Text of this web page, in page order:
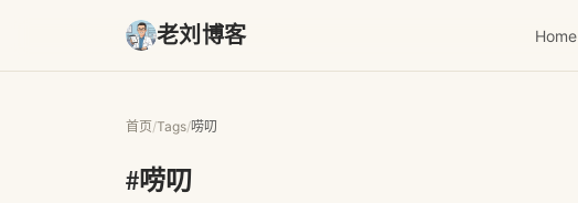
老刘博客 Home
首页/Tags/唠叨
#唠叨